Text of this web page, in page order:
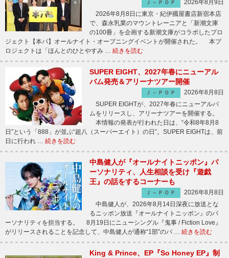
Ｊ－ＰＯＰ
2026年8月9日
2026年8月8日に東京・紀伊國屋書店新宿本店
で、森永乳業のマウントレーニアと「新潮文庫
の100冊」を企画する新潮文庫がコラボしたプロ
ジェクト【本パ】オールナイト・オープニングイベントが開催された。 本プ
ロジェクトは「ほんとのひとやすみ … 続きを読む
SUPER EIGHT、2027年春にニューアル
バム発売＆アリーナツアー開催
Ｊ－ＰＯＰ
2026年8月8日
SUPER EIGHTが、2027年春にニューアルバ
ムをリリースし、アリーナツアーを開催する。
本情報の発表が行われた日は、“令和8年8月8
日”という「888」が並ぶ“超八（スーパーエイト）の日”。SUPER EIGHTは、前
日に行われ … 続きを読む
中島健人が『オールナイトニッポン』パ
ーソナリティ、人生相談を受け『遊戯
王』の話をするコーナーも
Ｊ－ＰＯＰ
2026年8月8日
中島健人が、2026年8月14日深夜に放送とな
るニッポン放送『オールナイトニッポン』のパ
ーソナリティを担当する。 8月19日にニューシングル『鬼事 / Fiction Love』
がリリースされることを記念して、中島健人が通称“1部”のパ … 続きを読む
King & Prince、EP『So Honey EP』制